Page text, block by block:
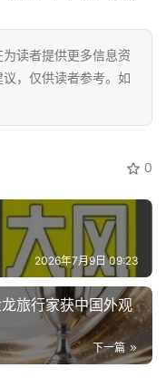
为读者提供更多信息资
，仅供读者参考。如
0
2026年7月9日 09:23
旅行家获中国外观
下一篇